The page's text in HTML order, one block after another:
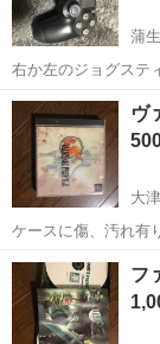
蒲
右か左のジョグステ
せば戻るんですが。
か？？ それだけで
ます
滋賀 蒲生郡
ヴ
大
ケースに傷、汚れ有
ないので動作確認未
りします。
滋賀 大津市
フ